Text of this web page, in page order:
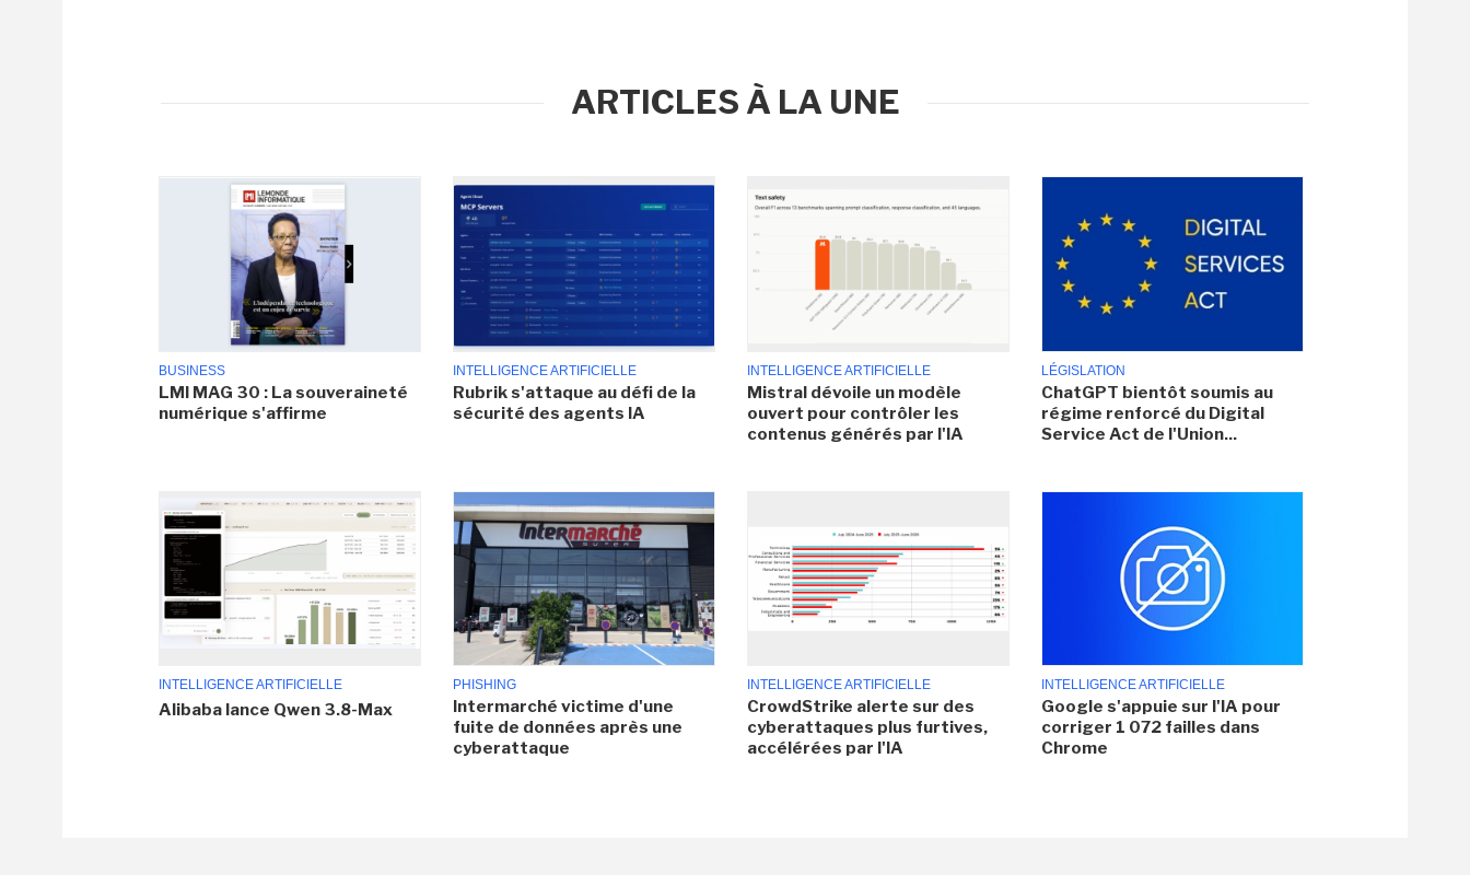
ARTICLES À LA UNE
BUSINESS
LMI MAG 30 : La souveraineté
numérique s'affirme
INTELLIGENCE ARTIFICIELLE
Rubrik s'attaque au défi de la
sécurité des agents IA
INTELLIGENCE ARTIFICIELLE
Mistral dévoile un modèle
ouvert pour contrôler les
contenus générés par l'IA
LÉGISLATION
ChatGPT bientôt soumis au
régime renforcé du Digital
Service Act de l'Union...
INTELLIGENCE ARTIFICIELLE
Alibaba lance Qwen 3.8-Max
PHISHING
Intermarché victime d'une
fuite de données après une
cyberattaque
INTELLIGENCE ARTIFICIELLE
CrowdStrike alerte sur des
cyberattaques plus furtives,
accélérées par l'IA
INTELLIGENCE ARTIFICIELLE
Google s'appuie sur l'IA pour
corriger 1 072 failles dans
Chrome